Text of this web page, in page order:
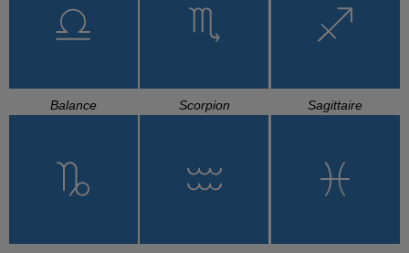
CHEB HAMIDOU, OMAR
FAUDEL
Tellement N'brick
LALGERINO, LYNDA
Bottega
L'HOROSCOPE